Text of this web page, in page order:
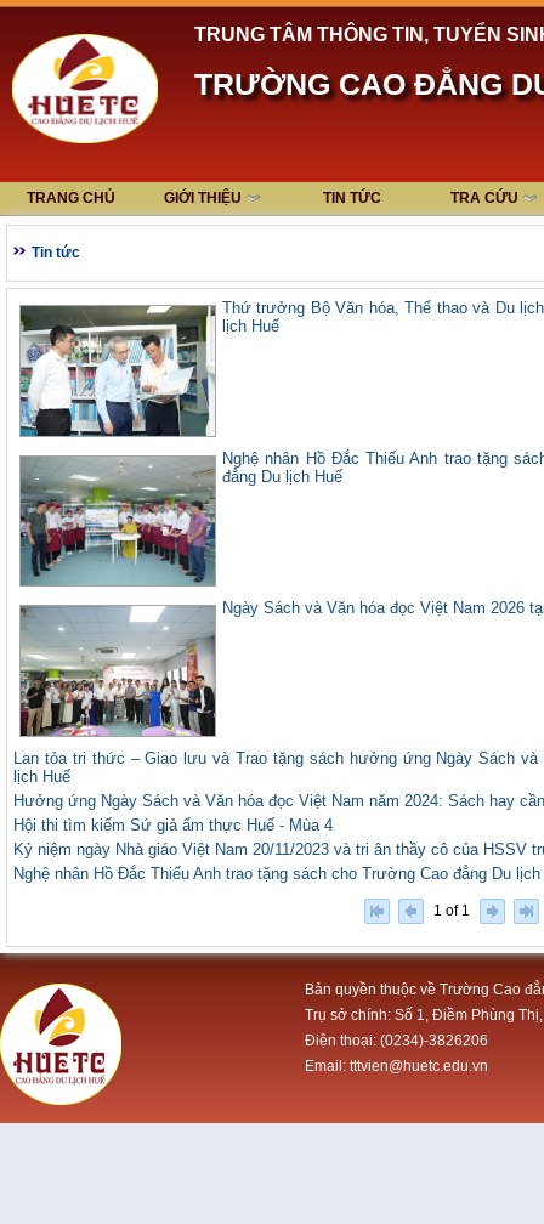
TRUNG TÂM THÔNG TIN, TUYỂN
TRƯỜNG CAO ĐẲNG
TRANG CHỦ GIỚI THIỆU TIN TỨC TRA CỨU
Tin tức
Thứ trưởng Bộ Văn hóa, Thể thao và Du
lịch Huế
Nghệ nhân Hồ Đắc Thiếu Anh trao tặng
đẳng Du lịch Huế
Ngày Sách và Văn hóa đọc Việt Nam 2026
Lan tỏa tri thức – Giao lưu và Trao tặng sách hưởng ứng Ngày Sách
lịch Huế
Hưởng ứng Ngày Sách và Văn hóa đọc Việt Nam năm 2024: Sách hay
Hội thi tìm kiếm Sứ giả ẩm thực Huế - Mùa 4
Kỷ niệm ngày Nhà giáo Việt Nam 20/11/2023 và tri ân thầy cô của HSSV
Nghệ nhân Hồ Đắc Thiếu Anh trao tặng sách cho Trường Cao đẳng Du lịch
1 of 1
Bản quyền thuộc về Trường Cao
Trụ sở chính: Số 1, Điềm Phùng
Điện thoại: (0234)-3826206
Email: tttvien@huetc.edu.vn